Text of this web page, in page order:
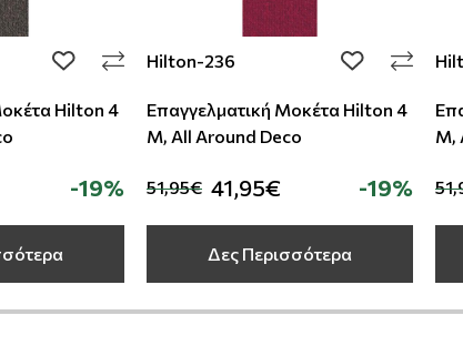
add to wishlist
Hilton 4
-19%
Hilton-236 add to wishlist
Επαγγελματική Μοκέτα Hilton 4
M, All Around Deco
51,95€ 41,95€ -19%
Δες Περισσότερα
M,